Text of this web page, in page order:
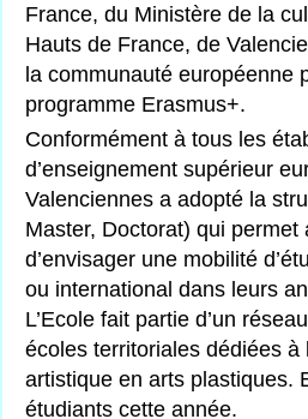
France, du Ministère de la
Hauts de France, de
la communauté européenne
programme Erasmus+.
Conformément à tous les
d’enseignement supérieur
Valenciennes a adopté la
Master, Doctorat) qui permet
d’envisager une mobilité
ou international dans leurs
L’Ecole fait partie d’un
écoles territoriales dédiées à
artistique en arts plastiques.
étudiants cette année.